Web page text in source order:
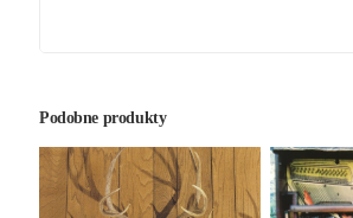
Podobne produkty